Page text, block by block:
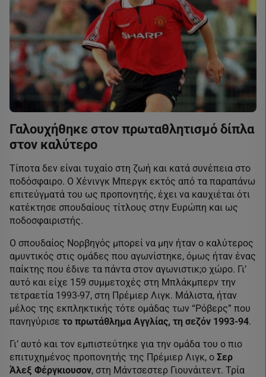
Γαλουχήθηκε στον πρωταθλητισμό δίπλα
στον καλύτερο
Τίποτα δεν είναι τυχαίο στη ζωή και κατά συνέπεια στο
ποδόσφαιρο. Ο Χένινγκ Μπεργκ εκτός από τα παραπάνω
επιτεύγματά του ως προπονητής, έχει να καυχιέται ότι
κατέκτησε σπουδαίους τίτλους στην Ευρώπη και ως
ποδοσφαιριστής.
Ο σπουδαίος Νορβηγός μπορεί να μην ήταν ο καλύτερος
αμυντικός στις ομάδες που αγωνίστηκε, όμως ήταν ένας
παίκτης που έδινε τα πάντα στον αγωνιστικ;o χώρο. Γι’
αυτό και είχε 159 συμμετοχές στη Μπλάκμπερν την
τετραετία 1993-97, στη Πρέμιερ Λιγκ. Μάλιστα, ήταν
μέλος της εκπληκτικής τότε ομάδας των “Ρόβερς” που
πανηγύρισε το πρωτάθλημα Αγγλίας, τη σεζόν 1993-94.
Γι’ αυτό και τον εμπιστεύτηκε για την ομάδα του ο πιο
επιτυχημένος προπονητής της Πρέμιερ Λιγκ, ο Σερ
Άλεξ Φέργκιουσον, στη Μάντσεστερ Γιουνάιτεντ. Τρία